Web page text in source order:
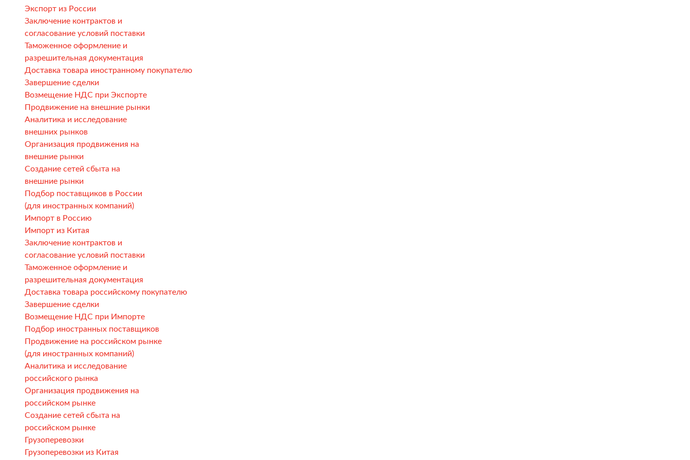
Экспорт из России
Заключение контрактов и
согласование условий поставки
Таможенное оформление и
разрешительная документация
Доставка товара иностранному покупателю
Завершение сделки
Возмещение НДС при Экспорте
Продвижение на внешние рынки
Аналитика и исследование
внешних рынков
Организация продвижения на
внешние рынки
Создание сетей сбыта на
внешние рынки
Подбор поставщиков в России
(для иностранных компаний)
Импорт в Россию
Импорт из Китая
Заключение контрактов и
согласование условий поставки
Таможенное оформление и
разрешительная документация
Доставка товара российскому покупателю
Завершение сделки
Возмещение НДС при Импорте
Подбор иностранных поставщиков
Продвижение на российском рынке
(для иностранных компаний)
Аналитика и исследование
российского рынка
Организация продвижения на
российском рынке
Создание сетей сбыта на
российском рынке
Грузоперевозки
Грузоперевозки из Китая